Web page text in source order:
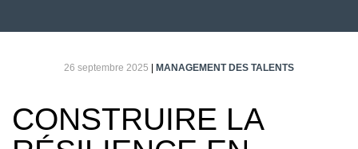
26 septembre 2025 MANAGEMENT DES TALENTS
CONSTRUIRE LA